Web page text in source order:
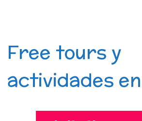
Free tours y
actividades